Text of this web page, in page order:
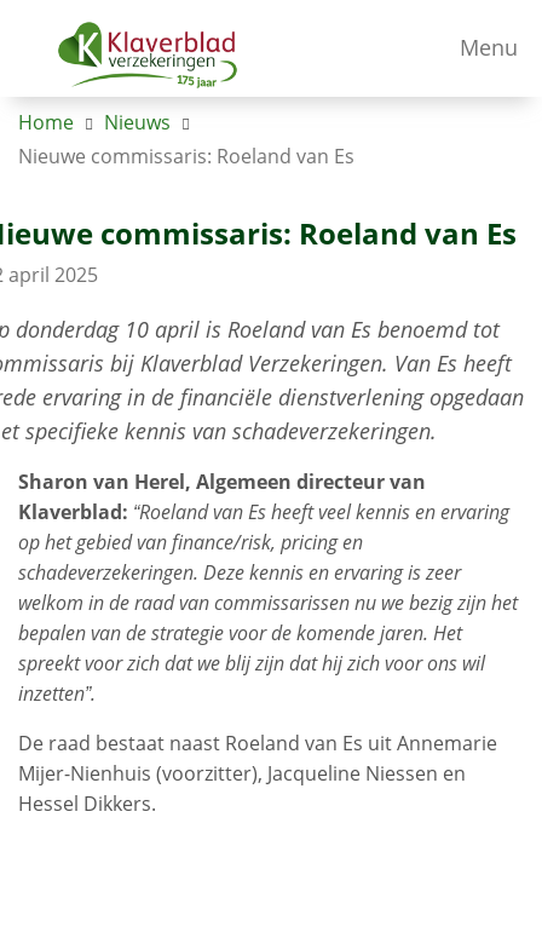
Menu
Home
Nieuws
Nieuwe commissaris: Roeland van Es
commissaris: Roeland van Es
april 2025
donderdag 10 april is Roeland van Es benoemd tot
bij Klaverblad Verzekeringen. Van Es heeft
ervaring in de financiële dienstverlening opgedaan
specifieke kennis van schadeverzekeringen.
Sharon van Herel, Algemeen directeur van
Klaverblad: “Roeland van Es heeft veel kennis en ervaring
op het gebied van finance/risk, pricing en
schadeverzekeringen. Deze kennis en ervaring is zeer
welkom in de raad van commissarissen nu we bezig zijn het
bepalen van de strategie voor de komende jaren. Het
spreekt voor zich dat we blij zijn dat hij zich voor ons wil
inzetten”.
De raad bestaat naast Roeland van Es uit Annemarie
Mijer-Nienhuis (voorzitter), Jacqueline Niessen en
Hessel Dikkers.